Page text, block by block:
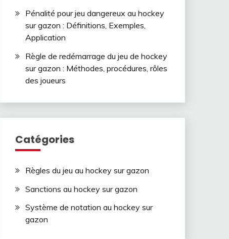
Pénalité pour jeu dangereux au hockey
sur gazon : Définitions, Exemples,
Application
Règle de redémarrage du jeu de hockey
sur gazon : Méthodes, procédures, rôles
des joueurs
Catégories
Règles du jeu au hockey sur gazon
Sanctions au hockey sur gazon
Système de notation au hockey sur
gazon